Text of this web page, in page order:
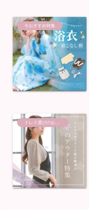
今おすすめ特集